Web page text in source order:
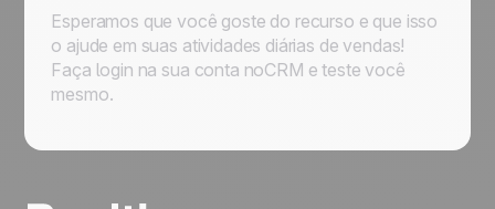
Esperamos que você goste do recurso e que isso
o ajude em suas atividades diárias de vendas!
Faça login na sua conta noCRM e teste você
mesmo.